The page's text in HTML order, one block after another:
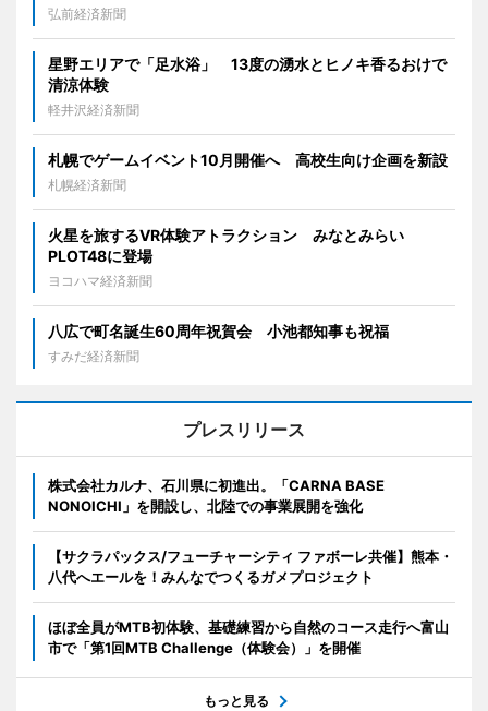
弘前経済新聞
星野エリアで「足水浴」 13度の湧水とヒノキ香るおけで
清涼体験
軽井沢経済新聞
札幌でゲームイベント10月開催へ 高校生向け企画を新設
札幌経済新聞
火星を旅するVR体験アトラクション みなとみらい
PLOT48に登場
ヨコハマ経済新聞
八広で町名誕生60周年祝賀会 小池都知事も祝福
すみだ経済新聞
プレスリリース
株式会社カルナ、石川県に初進出。「CARNA BASE
NONOICHI」を開設し、北陸での事業展開を強化
【サクラパックス/フューチャーシティ ファボーレ共催】熊本・
八代へエールを！みんなでつくるガメプロジェクト
ほぼ全員がMTB初体験、基礎練習から自然のコース走行へ富山
市で「第1回MTB Challenge（体験会）」を開催
もっと見る